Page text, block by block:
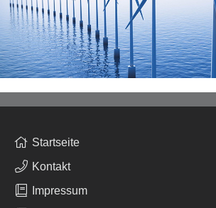
Startseite
Kontakt
Impressum